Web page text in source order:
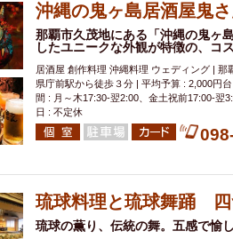
ン エビスビール ウェディング
イベリコ豚 山盛、メガ盛り つ
お好み焼き・もんじゃ オーガニック
チバイキング フルーツハイボール
幹事様特典
春限定メニュー フレンチ 夏限
沖縄の鬼ヶ島居酒屋鬼
那覇市久茂地にある「沖縄の鬼ヶ
したユニークな外観が特徴の、コ
居酒屋 創作料理 沖縄料理 ウェディング | 那
県庁前駅から徒歩３分 | 平均予算 : 2,000円
間 : 月～木17:30-翌2:00、金土祝前17:00-翌
日 : 不定休
琉球料理と琉球舞踊
琉球の薫り、伝統の舞。五感で愉